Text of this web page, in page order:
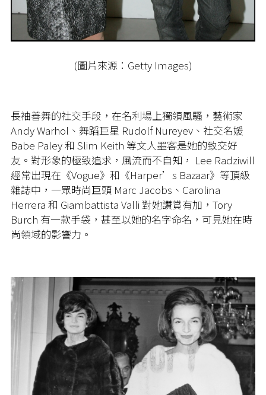
(圖片來源：Getty Images)
長袖善舞的社交手段，在名利場上獨領風騷，藝術家
Andy Warhol、舞蹈巨星 Rudolf Nureyev、社交名媛
Babe Paley 和 Slim Keith 等文人墨客是她的致交好
友。對形象的極致追求，風流而不自知， Lee Radziwill
經常出現在《Vogue》和《Harper’s Bazaar》等頂級
雜誌中，一眾時尚巨頭 Marc Jacobs、Carolina
Herrera 和 Giambattista Valli 對她讚賞有加，Tory
Burch 有一款手袋，甚至以她的名字命名，可見她在時
尚領域的影響力。